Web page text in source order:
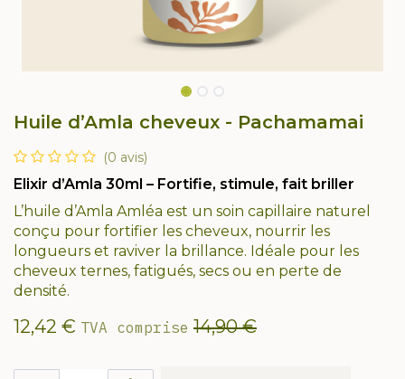
Huile d’Amla cheveux - Pachamamai
(0 avis)
Elixir d’Amla 30ml – Fortifie, stimule, fait briller
L’huile d’Amla Amléa est un soin capillaire naturel
conçu pour fortifier les cheveux, nourrir les
longueurs et raviver la brillance. Idéale pour les
cheveux ternes, fatigués, secs ou en perte de
densité.
12,42 € TVA comprise 14,90€